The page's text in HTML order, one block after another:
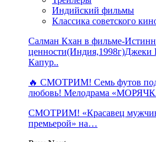
Индийский фильмы
Классика советского
Салман Кхан в фильме-
Капур..
🔥 СМОТРИМ! Семь футов под
любовь! Мелодрама
СМОТРИМ! «Красавец
премьерой» на…